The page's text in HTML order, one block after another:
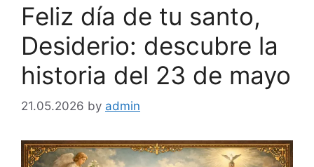
Feliz día de tu santo,
Desiderio: descubre la
historia del 23 de mayo
21.05.2026 by admin